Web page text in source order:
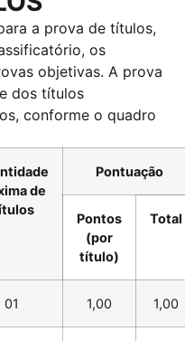
a prova de títulos,
os
objetivas. A prova
dos títulos
conforme o quadro
de
Pontuação
Pontos
(por
título)
Total
01 1,00 1,00